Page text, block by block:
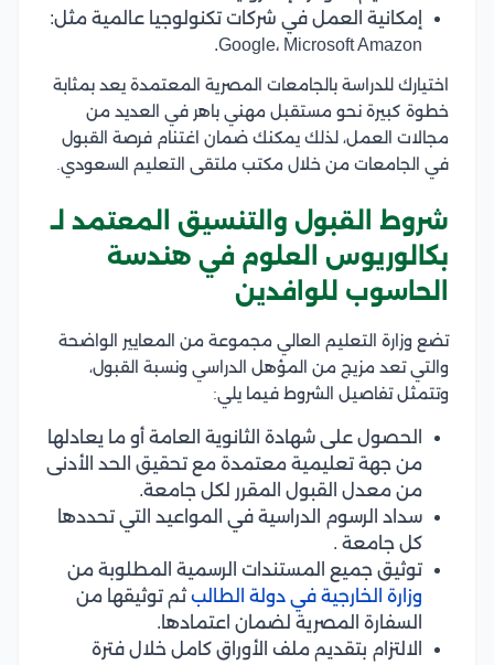
إمكانية العمل في شركات تكنولوجيا عالمية مثل:
Google، Microsoft Amazon.
اختيارك للدراسة بالجامعات المصرية المعتمدة يعد بمثابة
خطوة كبيرة نحو مستقبل مهني باهر في العديد من
مجالات العمل، لذلك يمكنك ضمان اغتنام فرصة القبول
في الجامعات من خلال مكتب ملتقى التعليم السعودي.
شروط القبول والتنسيق المعتمد لـ
بكالوريوس العلوم في هندسة
الحاسوب للوافدين
تضع وزارة التعليم العالي مجموعة من المعايير الواضحة
والتي تعد مزيج من المؤهل الدراسي ونسبة القبول،
وتتمثل تفاصيل الشروط فيما يلي:
الحصول على شهادة الثانوية العامة أو ما يعادلها
من جهة تعليمية معتمدة مع تحقيق الحد الأدنى
من معدل القبول المقرر لكل جامعة.
سداد الرسوم الدراسية في المواعيد التي تحددها
كل جامعة .
توثيق جميع المستندات الرسمية المطلوبة من
وزارة الخارجية في دولة الطالب ثم توثيقها من
السفارة المصرية لضمان اعتمادها.
الالتزام بتقديم ملف الأوراق كامل خلال فترة